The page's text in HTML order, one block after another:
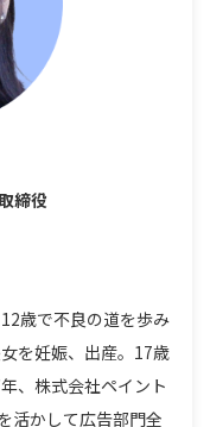
締役
歳で不良の道を歩み
を妊娠、出産。17歳
、株式会社ペイント
活かして広告部門全